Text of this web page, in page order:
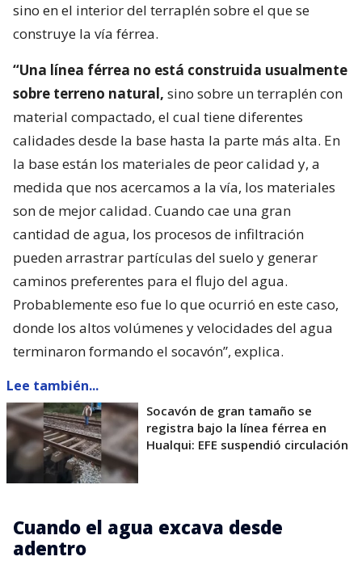
sino en el interior del terraplén sobre el que se
construye la vía férrea.
“Una línea férrea no está construida usualmente
sobre terreno natural, sino sobre un terraplén con
material compactado, el cual tiene diferentes
calidades desde la base hasta la parte más alta. En
la base están los materiales de peor calidad y, a
medida que nos acercamos a la vía, los materiales
son de mejor calidad. Cuando cae una gran
cantidad de agua, los procesos de infiltración
pueden arrastrar partículas del suelo y generar
caminos preferentes para el flujo del agua.
Probablemente eso fue lo que ocurrió en este caso,
donde los altos volúmenes y velocidades del agua
terminaron formando el socavón”, explica.
Lee también...
Socavón de gran tamaño se
registra bajo la línea férrea en
Hualqui: EFE suspendió circulación
Cuando el agua excava desde
adentro